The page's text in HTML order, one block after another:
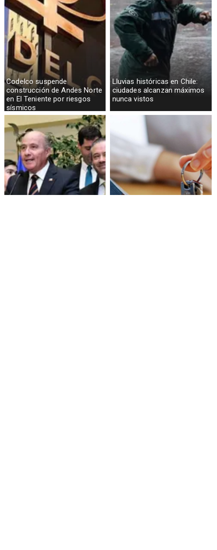
Codelco suspende
construcción de Andes Norte
en El Teniente por riesgos
sísmicos
Lluvias históricas en Chile:
ciudades alcanzan máximos
nunca vistos